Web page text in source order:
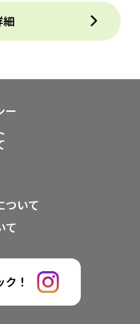
細
ー
ついて
て
！